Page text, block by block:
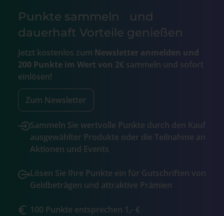
Punkte sammeln und
dauerhaft Vorteile genießen
Jetzt kostenlos zum Newsletter anmelden und
200 Punkte im Wert von 2€ sammeln und sofort
einlösen!
Zum Newsletter
Sammeln Sie wertvolle Punkte durch den Kauf
ausgewählter Produkte oder die Teilnahme an
Aktionen und Events
Lösen Sie Ihre Punkte ein für Gutschriften von
Geldbeträgen und attraktive Prämien
100 Punkte entsprechen 1,- €